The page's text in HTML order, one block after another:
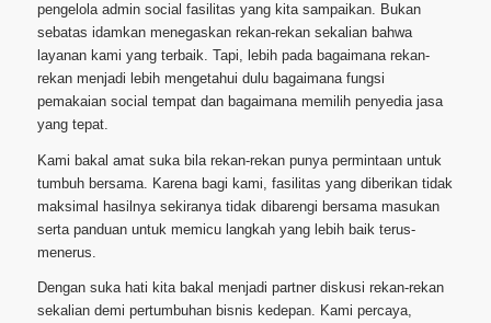
pengelola admin social fasilitas yang kita sampaikan. Bukan
sebatas idamkan menegaskan rekan-rekan sekalian bahwa
layanan kami yang terbaik. Tapi, lebih pada bagaimana rekan-
rekan menjadi lebih mengetahui dulu bagaimana fungsi
pemakaian social tempat dan bagaimana memilih penyedia jasa
yang tepat.
Kami bakal amat suka bila rekan-rekan punya permintaan untuk
tumbuh bersama. Karena bagi kami, fasilitas yang diberikan tidak
maksimal hasilnya sekiranya tidak dibarengi bersama masukan
serta panduan untuk memicu langkah yang lebih baik terus-
menerus.
Dengan suka hati kita bakal menjadi partner diskusi rekan-rekan
sekalian demi pertumbuhan bisnis kedepan. Kami percaya,